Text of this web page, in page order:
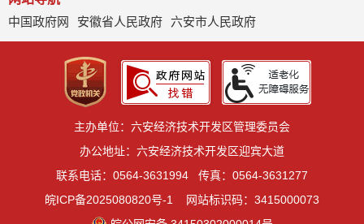
中国政府网
安徽省人民政府 六安市人民政府
主办单位：六安经济技术开发区管理委员会
办公地址：六安经济技术开发区迎宾大道
联系电话：0564-3631994
传真：0564-3631277
皖ICP备2025080820号-1
网站标识码：3415000073